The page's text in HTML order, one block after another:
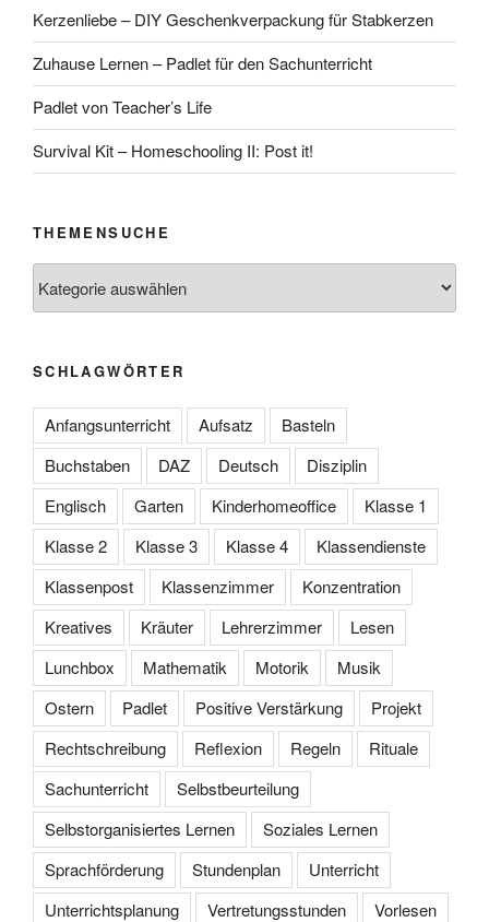
Kerzenliebe – DIY Geschenkverpackung für Stabkerzen
Zuhause Lernen – Padlet für den Sachunterricht
Padlet von Teacher’s Life
Survival Kit – Homeschooling II: Post it!
THEMENSUCHE
SCHLAGWÖRTER
Anfangsunterricht Aufsatz
Basteln
Buchstaben
DAZ Deutsch
Disziplin
Englisch
Garten Kinderhomeoffice
Klasse 1
Klasse 2
Klasse 3 Klasse 4
Klassendienste
Klassenpost
Klassenzimmer
Konzentration
Kreatives
Kräuter Lehrerzimmer
Lesen
Lunchbox
Mathematik Motorik
Musik
Ostern
Padlet Positive Verstärkung
Projekt
Rechtschreibung
Reflexion Regeln
Rituale
Sachunterricht
Selbstbeurteilung
Selbstorganisiertes Lernen
Soziales Lernen
Sprachförderung
Stundenplan
Unterricht
Unterrichtsplanung
Vertretungsstunden
Vorlesen